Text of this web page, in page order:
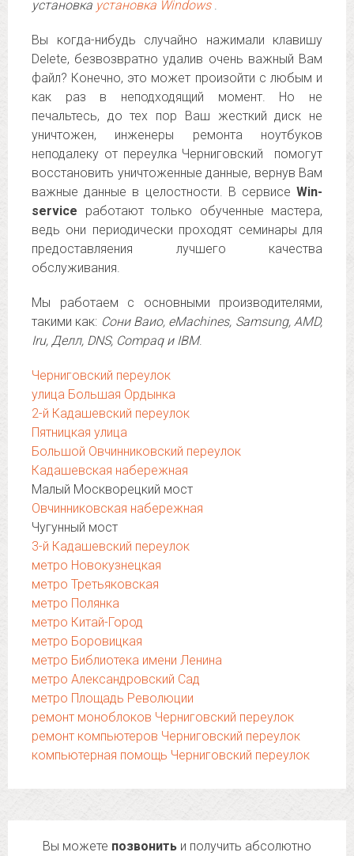
установка установка Windows .
Вы когда-нибудь случайно нажимали клавишу
Delete, безвозвратно удалив очень важный Вам
файл? Конечно, это может произойти с любым и
как раз в неподходящий момент. Но не
печальтесь, до тех пор Ваш жесткий диск не
уничтожен, инженеры ремонта ноутбуков
неподалеку от переулка Черниговский помогут
восстановить уничтоженные данные, вернув Вам
важные данные в целостности. В сервисе Win-
service работают только обученные мастера,
ведь они периодически проходят семинары для
предоставляения лучшего качества
обслуживания.
Мы работаем с основными производителями,
такими как: Сони Ваио, eMachines, Samsung, AMD,
Iru, Делл, DNS, Compaq и IBM.
Черниговский переулок
улица Большая Ордынка
2-й Кадашевский переулок
Пятницкая улица
Большой Овчинниковский переулок
Кадашевская набережная
Малый Москворецкий мост
Овчинниковская набережная
Чугунный мост
3-й Кадашевский переулок
метро Новокузнецкая
метро Третьяковская
метро Полянка
метро Китай-Город
метро Боровицкая
метро Библиотека имени Ленина
метро Александровский Сад
метро Площадь Революции
ремонт моноблоков Черниговский переулок
ремонт компьютеров Черниговский переулок
компьютерная помощь Черниговский переулок
Вы можете позвонить и получить абсолютно